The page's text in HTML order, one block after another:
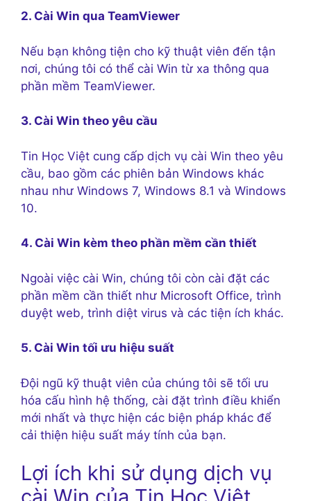
2. Cài Win qua TeamViewer
Nếu bạn không tiện cho kỹ thuật viên đến tận
nơi, chúng tôi có thể cài Win từ xa thông qua
phần mềm TeamViewer.
3. Cài Win theo yêu cầu
Tin Học Việt cung cấp dịch vụ cài Win theo yêu
cầu, bao gồm các phiên bản Windows khác
nhau như Windows 7, Windows 8.1 và Windows
10.
4. Cài Win kèm theo phần mềm cần thiết
Ngoài việc cài Win, chúng tôi còn cài đặt các
phần mềm cần thiết như Microsoft Office, trình
duyệt web, trình diệt virus và các tiện ích khác.
5. Cài Win tối ưu hiệu suất
Đội ngũ kỹ thuật viên của chúng tôi sẽ tối ưu
hóa cấu hình hệ thống, cài đặt trình điều khiển
mới nhất và thực hiện các biện pháp khác để
cải thiện hiệu suất máy tính của bạn.
Lợi ích khi sử dụng dịch vụ